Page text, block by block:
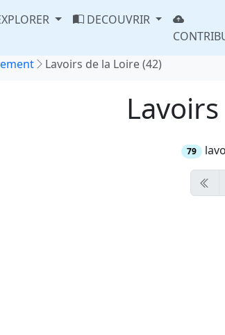
DECOUVRIR
Lavoirs de la Loire (42)
79